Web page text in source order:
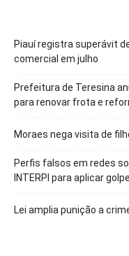
Piauí registra superávit
comercial em julho
Prefeitura de Teresina
para renovar frota e
Moraes nega visita de
Perfis falsos em redes
INTERPI para aplicar
Lei amplia punição a